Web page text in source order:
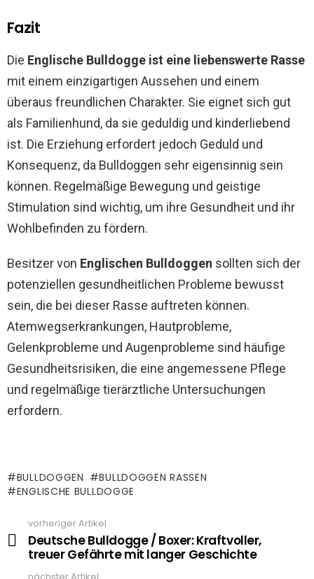
Fazit
Die Englische Bulldogge ist eine liebenswerte Rasse
mit einem einzigartigen Aussehen und einem
überaus freundlichen Charakter. Sie eignet sich gut
als Familienhund, da sie geduldig und kinderliebend
ist. Die Erziehung erfordert jedoch Geduld und
Konsequenz, da Bulldoggen sehr eigensinnig sein
können. Regelmäßige Bewegung und geistige
Stimulation sind wichtig, um ihre Gesundheit und ihr
Wohlbefinden zu fördern.
Besitzer von Englischen Bulldoggen sollten sich der
potenziellen gesundheitlichen Probleme bewusst
sein, die bei dieser Rasse auftreten können.
Atemwegserkrankungen, Hautprobleme,
Gelenkprobleme und Augenprobleme sind häufige
Gesundheitsrisiken, die eine angemessene Pflege
und regelmäßige tierärztliche Untersuchungen
erfordern.
BULLDOGGEN
BULLDOGGEN RASSEN
ENGLISCHE BULLDOGGE
more
vorheriger Artikel
Deutsche Bulldogge / Boxer: Kraftvoller,
treuer Gefährte mit langer Geschichte